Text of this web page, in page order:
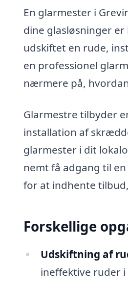
En glarmester i
dine glasløsninger
udskiftet en rude,
en professionel
nærmere på,
Glarmestre tilbyder
installation af
glarmester i dit
nemt få adgang til
for at indhente
Forskellige
Udskiftning af
ineffektive ruder i